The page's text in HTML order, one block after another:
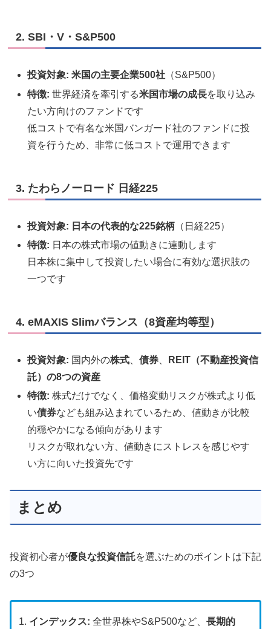
2. SBI・V・S&P500
投資対象: 米国の主要企業500社 （S&P500）
特徴: 世界経済を牽引する米国市場の成長を取り込み
たい方向けのファンドです
低コストで有名な米国バンガード社のファンドに投
資を行うため、非常に低コストで運用できます
3. たわらノーロード 日経225
投資対象: 日本の代表的な225銘柄 （日経225）
特徴: 日本の株式市場の値動きに連動します
日本株に集中して投資したい場合に有効な選択肢の
一つです
4. eMAXIS Slimバランス（8資産均等型）
投資対象: 国内外の株式 、債券
REIT（不動産投資信
託）の8つの資産
特徴: 株式だけでなく、価格変動リスクが株式より低
い債券なども組み込まれているため、値動きが比較
的穏やかになる傾向があります
リスクが取れない方、値動きにストレスを感じやす
い方に向いた投資先です
まとめ
投資初心者が優良な投資信託を選ぶためのポイントは下記
の3つ
インデックス: 全世界株やS&P500など、長期的